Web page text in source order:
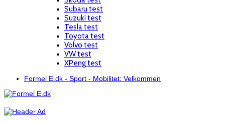
Subaru test
Suzuki test
Tesla test
Toyota test
Volvo test
VW test
XPeng test
Formel E.dk - Sport - Mobilitet: Velkommen